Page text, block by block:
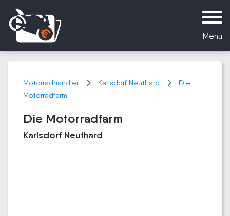
Menü
Motorradhändler Karlsdorf Neuthard
Die
Motorradfarm
Die Motorradfarm
Karlsdorf Neuthard